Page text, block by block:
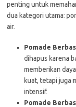
penting untuk
dua kategori utama:
air.
Pomade
dihapus karena
memberikan
kuat, tetapi juga
intensif.
Pomade